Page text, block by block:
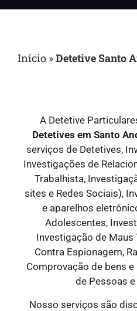
Início »Detetive Santo
A Detetive
Detetives em Santo
serviços de Detetives,
Investigações de
Trabalhista,
sites e Redes Sociais),
e aparelhos
Adolescentes,
Investigação de Maus
Contra Espionagem,
Comprovação de bens
de Pessoas
Nosso serviços são